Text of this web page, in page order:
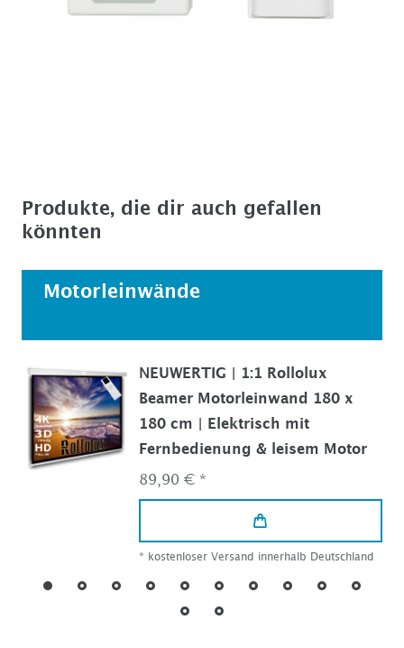
Produkte, die dir auch gefallen
könnten
Motorleinwände
NEUWERTIG | 1:1 Rollolux
Beamer Motorleinwand 180 x
180 cm | Elektrisch mit
Fernbedienung & leisem Motor
89,90 € *
* kostenloser Versand innerhalb Deutschland